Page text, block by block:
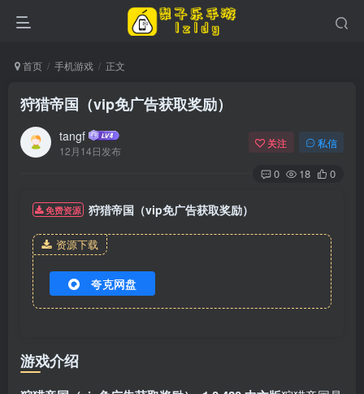
首页 手机游戏 正文
狩猎帝国（vip免广告获取奖励）
tangf
12月14日发布
关注 私信
0 18 0
免费资源 狩猎帝国（vip免广告获取奖励）
资源下载
夸克网盘
游戏介绍